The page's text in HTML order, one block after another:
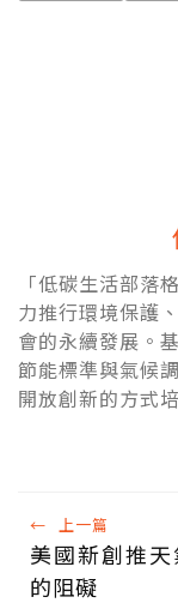
「低碳生活部落
力推行環境保護
會的永續發展。
節能標準與氣候
開放創新的方式
← 上一篇
美國新創推
的阻礙